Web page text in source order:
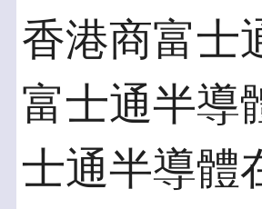
香港商富士
富士通半導
士通半導體